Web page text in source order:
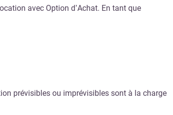
avec Option d’Achat. En tant que
prévisibles ou imprévisibles sont à la charge